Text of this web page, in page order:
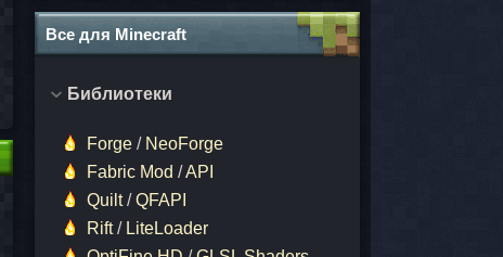
Все для Minecraft
Библиотеки
Forge / NeoForge
Fabric Mod /API
Quilt/QFAPI
Rift/ LiteLoader